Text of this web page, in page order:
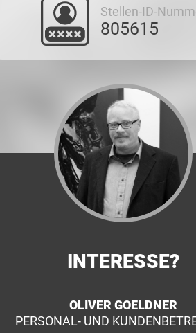
Stellen-ID-
805615
INTERESSE?
OLIVER GOELDNER
PERSONAL- UND